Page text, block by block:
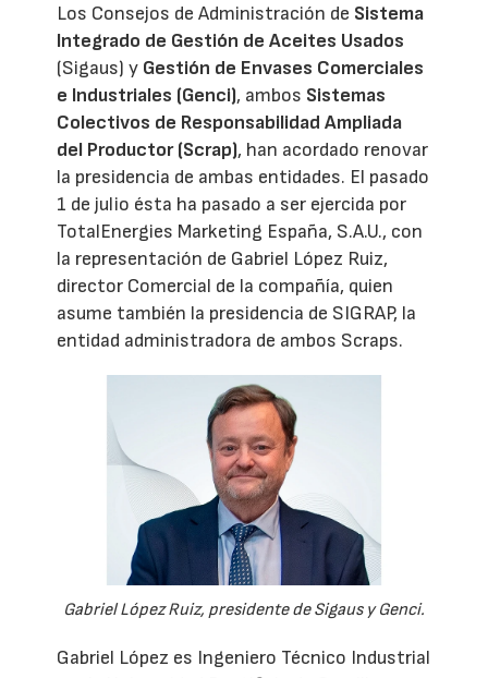
Los Consejos de Administración de Sistema
Integrado de Gestión de Aceites Usados
(Sigaus) y Gestión de Envases Comerciales
e Industriales (Genci), ambos Sistemas
Colectivos de Responsabilidad Ampliada
del Productor (Scrap), han acordado renovar
la presidencia de ambas entidades. El pasado
1 de julio ésta ha pasado a ser ejercida por
TotalEnergies Marketing España, S.A.U., con
la representación de Gabriel López Ruiz,
director Comercial de la compañía, quien
asume también la presidencia de SIGRAP, la
entidad administradora de ambos Scraps.
Gabriel López Ruiz, presidente de Sigaus y Genci.
Gabriel López es Ingeniero Técnico Industrial